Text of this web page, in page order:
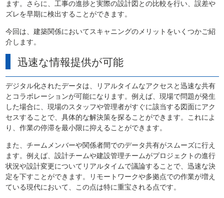
ます。さらに、工事の進捗と実際の設計図との比較を行い、誤差や
ズレを早期に検出することができます。
今回は、建築関係においてスキャニングのメリットをいくつかご紹
介します。
迅速な情報提供が可能
デジタル化されたデータは、リアルタイムなアクセスと迅速な共有
とコラボレーションが可能になります。例えば、現場で問題が発生
した場合に、現場のスタッフや管理者がすぐに該当する図面にアク
セスすることで、具体的な解決策を探ることができます。これによ
り、作業の停滞を最小限に抑えることができます。
また、チームメンバーや関係者間でのデータ共有がスムーズに行え
ます。例えば、設計チームや建設管理チームがプロジェクトの進行
状況や設計変更についてリアルタイムで議論することで、迅速な決
定を下すことができます。リモートワークや多拠点での作業が増え
ている現代において、この点は特に重宝される点です。